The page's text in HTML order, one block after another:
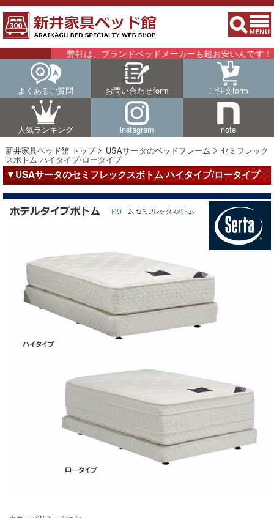
弊社は、ブランドベッドメーカーも超お安いんです！！
よくあるご質問 お問い合わせform ご注文form
人気ランキング instagram
note
新井家具ベッド館 トップ
USAサータのベッドフレーム セミフレック
スボトム ハイタイプ/ロータイプ
▼USAサータのセミフレックスボトム ハイタイプ/ロータイプ